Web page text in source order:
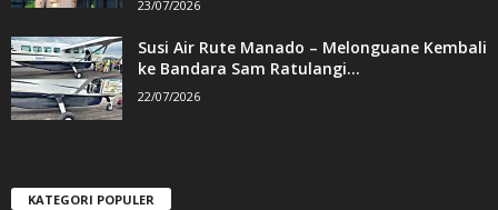
23/07/2026
Susi Air Rute Manado – Melonguane Kembali
ke Bandara Sam Ratulangi...
22/07/2026
KATEGORI POPULER